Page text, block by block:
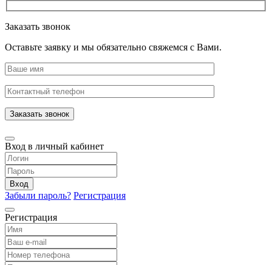
Заказать звонок
Оставьте заявку и мы обязательно свяжемся с Вами.
Заказать звонок
Вход в личный кабинет
Вход
Забыли пароль? Регистрация
Регистрация